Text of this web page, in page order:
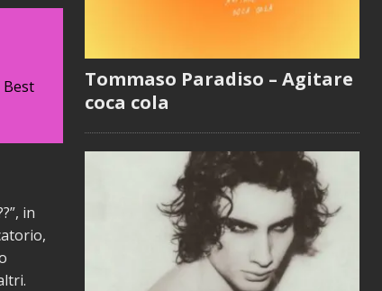
Best
in
Tommaso Paradiso – Agitare
coca cola